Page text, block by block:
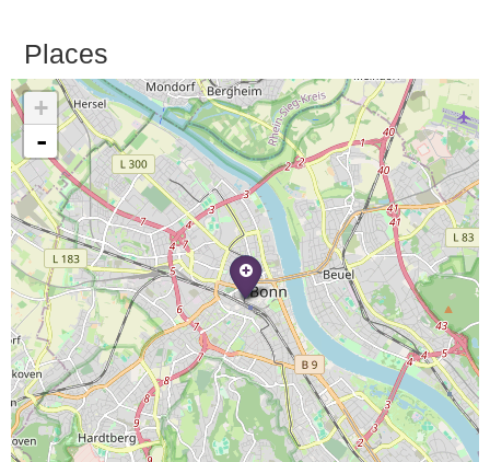
Places
+
-